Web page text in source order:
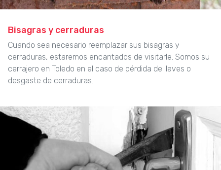
Bisagras y cerraduras
Cuando sea necesario reemplazar sus bisagras y
cerraduras, estaremos encantados de visitarle. Somos su
cerrajero en Toledo en el caso de pérdida de llaves o
desgaste de cerraduras.